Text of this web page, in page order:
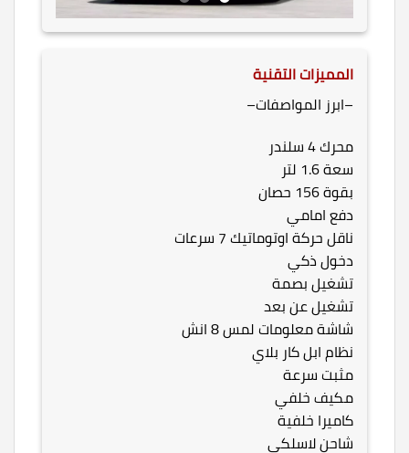
المميزات التقنية
–ابرز المواصفات–
محرك 4 سلندر
سعة 1.6 لتر
بقوة 156 حصان
دفع امامي
ناقل حركة اوتوماتيك 7 سرعات
دخول ذكي
تشغيل بصمة
تشغيل عن بعد
شاشة معلومات لمس 8 انش
نظام ابل كار بلاي
مثبت سرعة
مكيف خلفي
كاميرا خلفية
شاحن لاسلكي